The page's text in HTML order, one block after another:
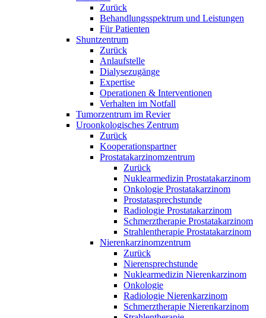
Zurück
Behandlungsspektrum und Leistungen
Für Patienten
Shuntzentrum
Zurück
Anlaufstelle
Dialysezugänge
Expertise
Operationen & Interventionen
Verhalten im Notfall
Tumorzentrum im Revier
Uroonkologisches Zentrum
Zurück
Kooperationspartner
Prostatakarzinomzentrum
Zurück
Nuklearmedizin Prostatakarzinom
Onkologie Prostatakarzinom
Prostatasprechstunde
Radiologie Prostatakarzinom
Schmerztherapie Prostatakarzinom
Strahlentherapie Prostatakarzinom
Nierenkarzinomzentrum
Zurück
Nierensprechstunde
Nuklearmedizin Nierenkarzinom
Onkologie
Radiologie Nierenkarzinom
Schmerztherapie Nierenkarzinom